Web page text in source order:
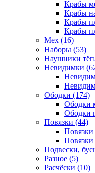
Крабы
Крабы
Крабы
Крабы
Мех (16)
Наборы (53)
Наушники
Невидимки
Ободки (174)
Ободки
Ободки
Повязки (44)
Повязки
Повязки
Подвески,
Разное (5)
Расчёски (10)